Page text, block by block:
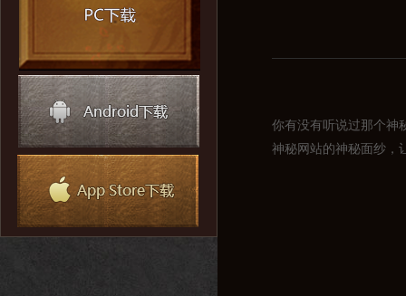
你有没有听说过那个神
神秘网站的神秘面纱，